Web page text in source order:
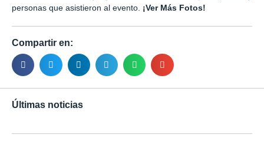
personas que asistieron al evento. ¡Ver Más Fotos!
Compartir en:
Últimas noticias